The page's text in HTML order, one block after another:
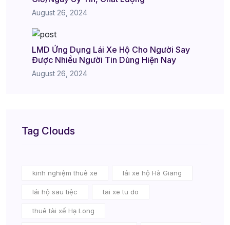
August 26, 2024
LMD Ứng Dụng Lái Xe Hộ Cho Người Say
Được Nhiều Người Tin Dùng Hiện Nay
August 26, 2024
Tag Clouds
kinh nghiệm thuê xe lái xe hộ Hà Giang
lái hộ sau tiệc tai xe tu do
thuê tài xế Hạ Long